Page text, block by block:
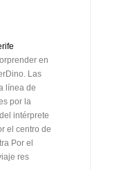
en
Las
línea de
por la
intérprete
el centro de
Por el
res